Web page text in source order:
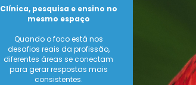
Clínica, pesquisa e ensino no
mesmo espaço​
Quando o foco está nos
desafios reais da profissão,
diferentes áreas se conectam
para gerar respostas mais
consistentes.